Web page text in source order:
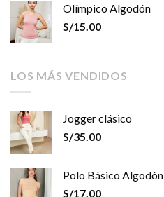
Olímpico Algodón
S/15.00
LOS MÁS VENDIDOS
Jogger clásico
S/35.00
Polo Básico Algodón
S/17.00